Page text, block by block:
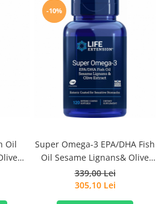
Oil
-10%
Super Omega-3 EPA/DHA Fish
Oil Sesame Lignans& Olive
Extract 120cps for Sensitive
Stomachs - Life Extension
339,00 Lei
305,10 Lei